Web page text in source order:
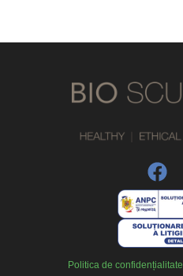
Politica de confidențialitate